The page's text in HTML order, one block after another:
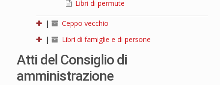
Libri di permute
|
Ceppo vecchio
|
Libri di famiglie e di persone
Atti del Consiglio di
amministrazione